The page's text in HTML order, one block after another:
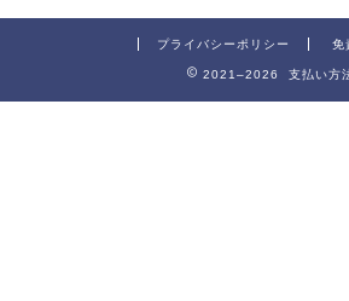
プライバシーポリシー 免
2021–2026 支払い方